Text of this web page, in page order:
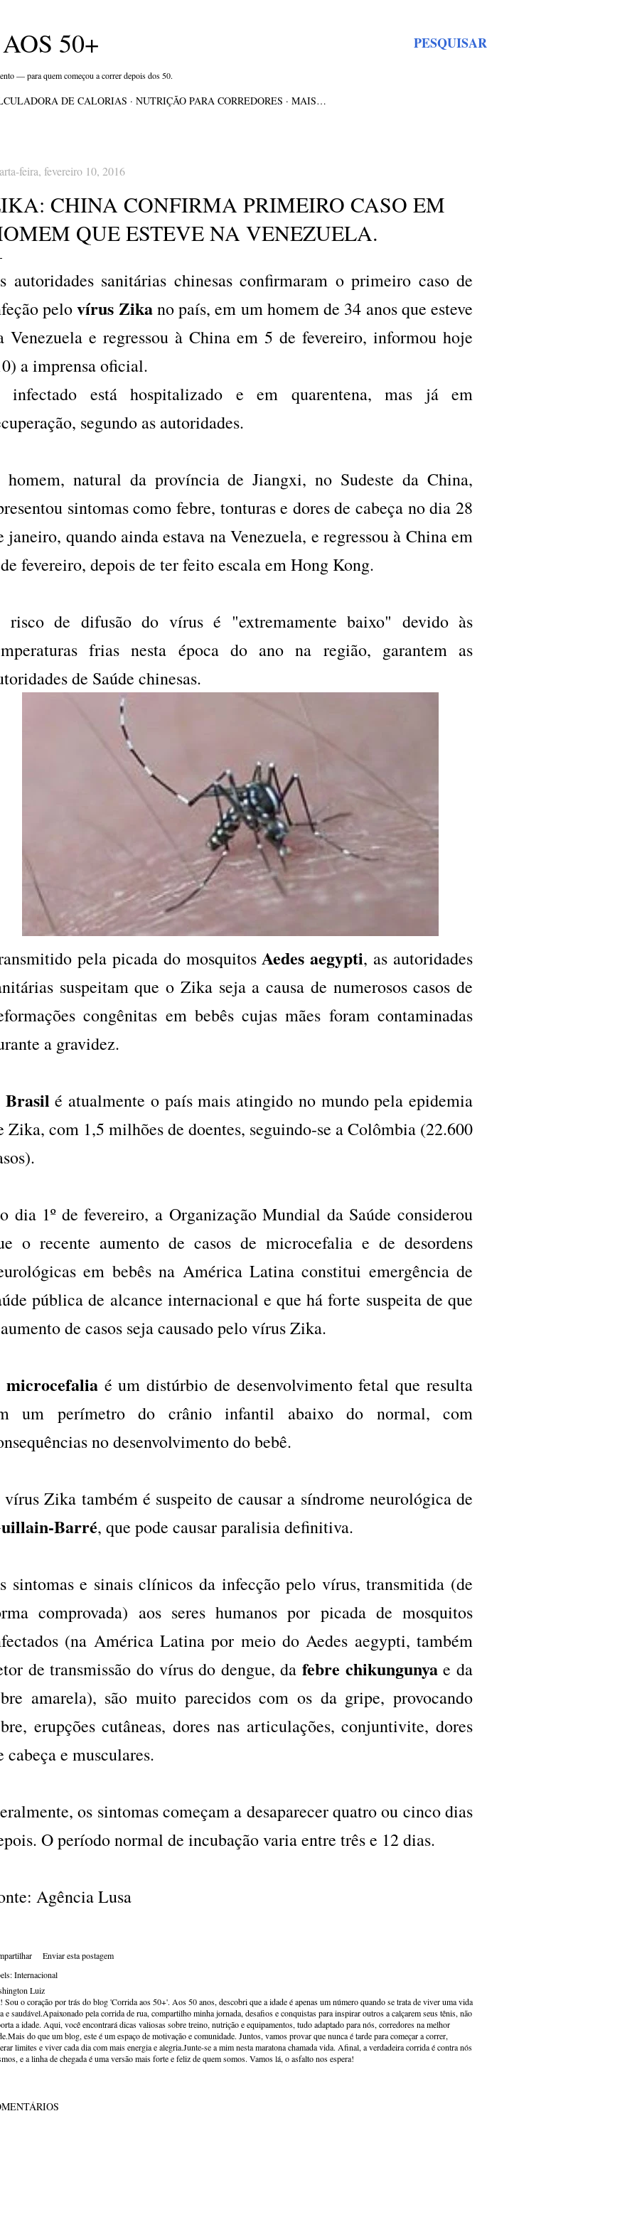
PESQUISAR
50+
— para quem começou a correr depois dos 50.
DE CALORIAS NUTRIÇÃO PARA CORREDORES MAIS…
feira, fevereiro 10, 2016
CHINA CONFIRMA PRIMEIRO CASO EM
QUE ESTEVE NA VENEZUELA.
autoridades sanitárias chinesas confirmaram o primeiro caso de
pelovírus Zikano país, em um homem de 34 anos que esteve
Venezuela e regressou à China em 5 de fevereiro, informou hoje
a imprensa oficial.
infectado está hospitalizado e em quarentena, mas já em
segundo as autoridades.
homem, natural da província de Jiangxi, no Sudeste da China,
sintomas como febre, tonturas e dores de cabeça no dia 28
janeiro, quando ainda estava na Venezuela, e regressou à China em
fevereiro, depois de ter feito escala em Hong Kong.
risco de difusão do vírus é "extremamente baixo" devido às
frias nesta época do ano na região, garantem as
de Saúde chinesas.
pela picada do mosquitosAedes aegypti, as autoridades
suspeitam que o Zika seja a causa de numerosos casos de
congênitas em bebês cujas mães foram contaminadas
a gravidez.
Brasil é atualmente o país mais atingido no mundo pela epidemia
Zika, com 1,5 milhões de doentes, seguindo-se a Colômbia (22.600
dia 1º de fevereiro, a Organização Mundial da Saúde considerou
o recente aumento de casos de microcefalia e de desordens
em bebês na América Latina constitui emergência de
pública de alcance internacional e que há forte suspeita de que
de casos seja causado pelo vírus Zika.
microcefaliaé um distúrbio de desenvolvimento fetal que resulta
um perímetro do crânio infantil abaixo do normal, com
no desenvolvimento do bebê.
vírus Zika também é suspeito de causar a síndrome neurológica de
Barré, que pode causar paralisia definitiva.
sintomas e sinais clínicos da infecção pelo vírus, transmitida (de
comprovada) aos seres humanos por picada de mosquitos
(na América Latina por meio do Aedes aegypti, também
de transmissão do vírus do dengue, dafebre chikungunyae da
amarela), são muito parecidos com os da gripe, provocando
erupções cutâneas, dores nas articulações, conjuntivite, dores
cabeça e musculares.
os sintomas começam a desaparecer quatro ou cinco dias
O período normal de incubação varia entre três e 12 dias.
Agência Lusa
Enviar esta postagem
Internacional
Luiz
Sou o coração por trás do blog 'Corrida aos 50+'. Aos 50 anos, descobri que a idade é apenas um número quando se trata de viver uma vida
e saudável.Apaixonado pela corrida de rua, compartilho minha jornada, desafios e conquistas para inspirar outros a calçarem seus tênis, não
a idade. Aqui, você encontrará dicas valiosas sobre treino, nutrição e equipamentos, tudo adaptado para nós, corredores na melhor
do que um blog, este é um espaço de motivação e comunidade. Juntos, vamos provar que nunca é tarde para começar a correr,
limites e viver cada dia com mais energia e alegria.Junte-se a mim nesta maratona chamada vida. Afinal, a verdadeira corrida é contra nós
e a linha de chegada é uma versão mais forte e feliz de quem somos. Vamos lá, o asfalto nos espera!